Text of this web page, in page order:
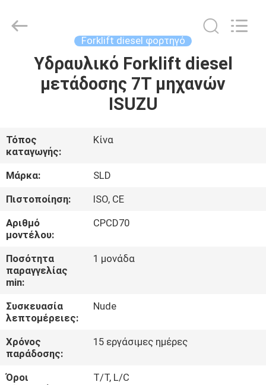
ΣΠΊΤΙ
ΠΕΡΊΠΟΥ
ΕΜΕΊΣ
ΓΎΡΟΣ
ΕΡΓΟΣΤΑΣΊΩΝ
ΠΟΙΟΤΙΚΌΣ
ΈΛΕΓΧΟΣ
SITEMAP
PRIVACY
POLICY
Forklift diesel φορτηγό
Υδραυλικό Forklift diesel
μετάδοσης 7T μηχανών
ISUZU
Τόπος
καταγωγής:
Κίνα
Μάρκα:
SLD
Πιστοποίηση:
ISO, CE
Αριθμό
μοντέλου:
CPCD70
Ποσότητα
παραγγελίας
min:
1 μονάδα
Συσκευασία
λεπτομέρειες:
Nude
Χρόνος
παράδοσης:
15 εργάσιμες ημέρες
Όροι
T/T, L/C